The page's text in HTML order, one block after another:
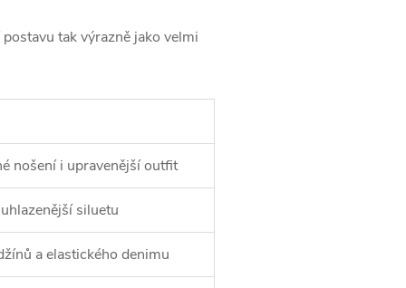
tak výrazně jako velmi
nošení i upravenější outfit
siluetu
a elastického denimu